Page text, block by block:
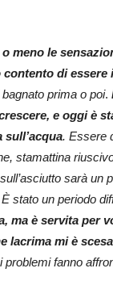
meno le
di essere
prima o poi.
e oggi è
sull’acqua. Essere
stamattina
sarà un
È stato un periodo
ma è servita per
lacrima mi è scesa
problemi fanno